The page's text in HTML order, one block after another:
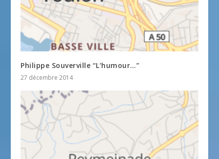
Philippe Souverville “L’humour…”
27 décembre 2014